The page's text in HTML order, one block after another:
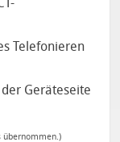
Telefonieren
Geräteseite
übernommen.)